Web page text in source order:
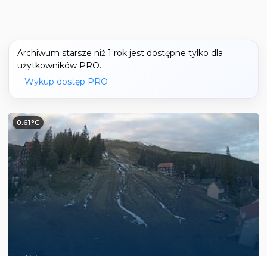
Archiwum starsze niż 1 rok jest dostępne tylko dla
użytkowników PRO.
Wykup dostęp PRO
0.61°C